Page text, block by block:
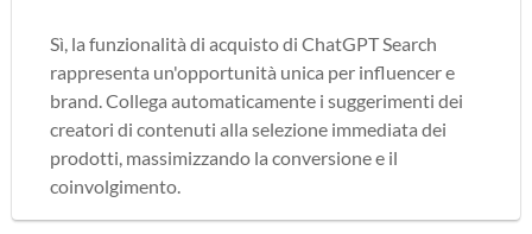
Sì, la funzionalità di acquisto di ChatGPT Search
rappresenta un'opportunità unica per influencer e
brand. Collega automaticamente i suggerimenti dei
creatori di contenuti alla selezione immediata dei
prodotti, massimizzando la conversione e il
coinvolgimento.